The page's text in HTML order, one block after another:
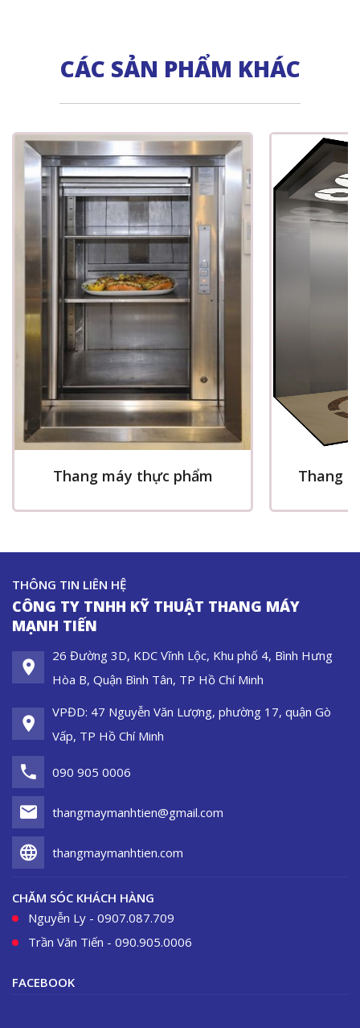
CÁC SẢN PHẨM KHÁC
Thang máy thực phẩm Thang
THÔNG TIN LIÊN HỆ
CÔNG TY TNHH KỸ THUẬT THANG MÁY
MẠNH TIẾN
26 Đường 3D, KDC Vĩnh Lộc, Khu phố 4, Bình Hưng
Hòa B, Quận Bình Tân, TP Hồ Chí Minh
VPĐD: 47 Nguyễn Văn Lượng, phường 17, quận Gò
Vấp, TP Hồ Chí Minh
090 905 0006
thangmaymanhtien@gmail.com
thangmaymanhtien.com
CHĂM SÓC KHÁCH HÀNG
Nguyễn Ly - 0907.087.709
Trần Văn Tiến - 090.905.0006
FACEBOOK